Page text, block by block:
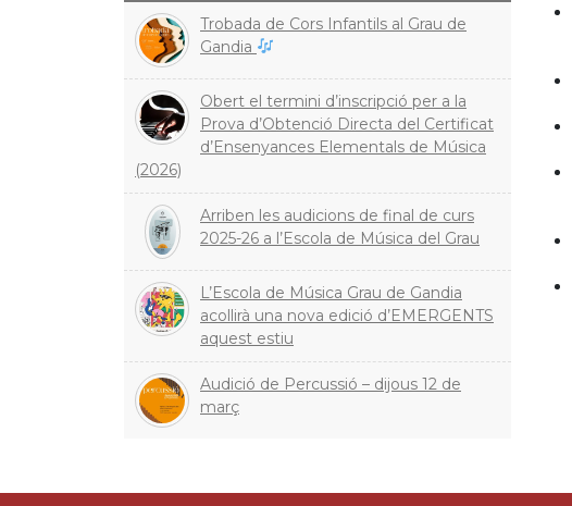
Trobada de Cors Infantils al Grau de
Gandia
Obert el termini d’inscripció per a la
Prova d’Obtenció Directa del Certificat
d’Ensenyances Elementals de Música
(2026)
Arriben les audicions de final de curs
2025-26 a l’Escola de Música del Grau
L’Escola de Música Grau de Gandia
acollirà una nova edició d’EMERGENTS
aquest estiu
Audició de Percussió – dijous 12 de
març